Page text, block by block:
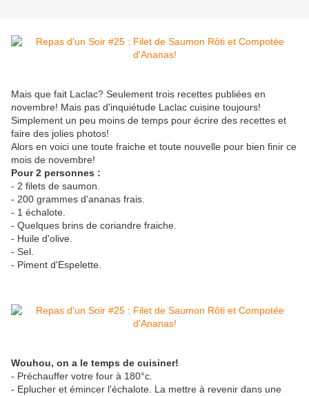
Mais que fait Laclac? Seulement trois recettes publiées en
novembre! Mais pas d'inquiétude Laclac cuisine toujours!
Simplement un peu moins de temps pour écrire des recettes et
faire des jolies photos!
Alors en voici une toute fraiche et toute nouvelle pour bien finir ce
mois de novembre!
Pour 2 personnes :
- 2 filets de saumon.
- 200 grammes d'ananas frais.
- 1 échalote.
- Quelques brins de coriandre fraiche.
- Huile d'olive.
- Sel.
- Piment d'Espelette.
Wouhou, on a le temps de cuisiner!
- Préchauffer votre four à 180°c.
- Eplucher et émincer l'échalote. La mettre à revenir dans une